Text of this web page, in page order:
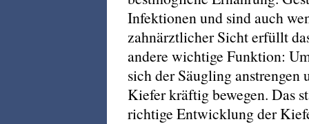
Infektionen und sind auch
zahnärztlicher Sicht erfüllt
andere wichtige Funktion:
sich der Säugling
Kiefer kräftig bewegen. Das
richtige Entwicklung der